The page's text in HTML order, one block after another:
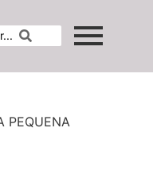
PEQUENA